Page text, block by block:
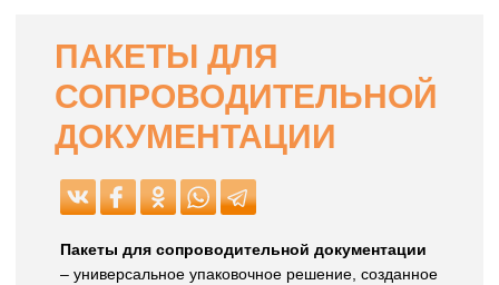
ПАКЕТЫ ДЛЯ
СОПРОВОДИТЕЛЬНОЙ
ДОКУМЕНТАЦИИ
Пакеты для сопроводительной документации
– универсальное упаковочное решение, созданное